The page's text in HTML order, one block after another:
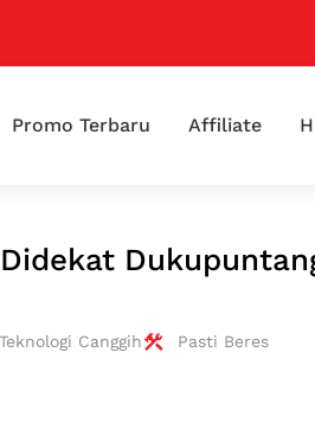
Promo Terbaru Affiliate
Teknologi Canggih Pasti Beres